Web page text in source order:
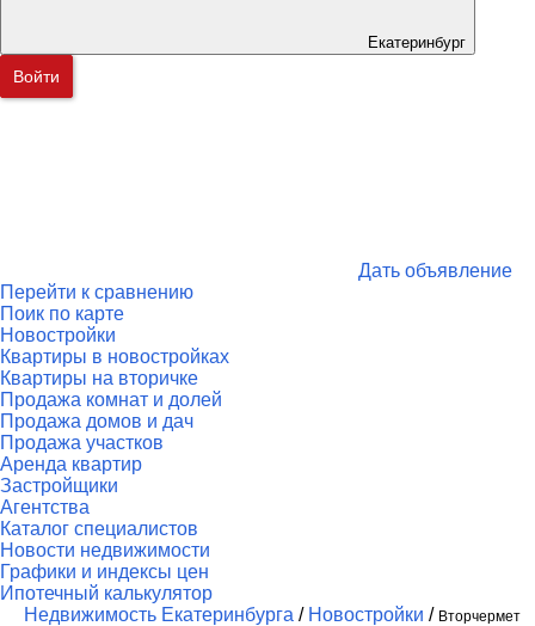
Екатеринбург
Войти
Дать объявление
Перейти к сравнению
Поик по карте
Новостройки
Квартиры в новостройках
Квартиры на вторичке
Продажа комнат и долей
Продажа домов и дач
Продажа участков
Аренда квартир
Застройщики
Агентства
Каталог специалистов
Новости недвижимости
Графики и индексы цен
Ипотечный калькулятор
Недвижимость Екатеринбурга / Новостройки / Вторчермет